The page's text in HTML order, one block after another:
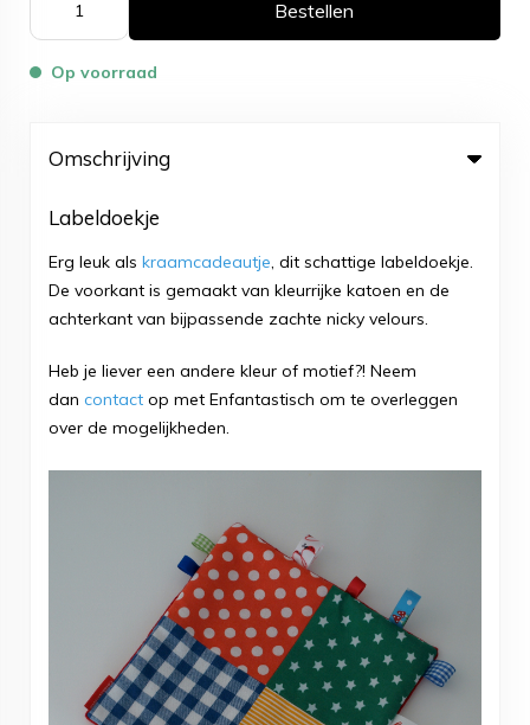
Bestellen
Op voorraad
Omschrijving
Labeldoekje
Erg leuk als kraamcadeautje, dit schattige labeldoekje.
De voorkant is gemaakt van kleurrijke katoen en de
achterkant van bijpassende zachte nicky velours.
Heb je liever een andere kleur of motief?! Neem
dan contact op met Enfantastisch om te overleggen
over de mogelijkheden.